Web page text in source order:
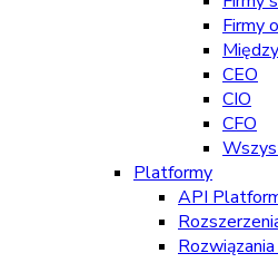
Firmy
CEO
CIO
CFO
Platformy
API